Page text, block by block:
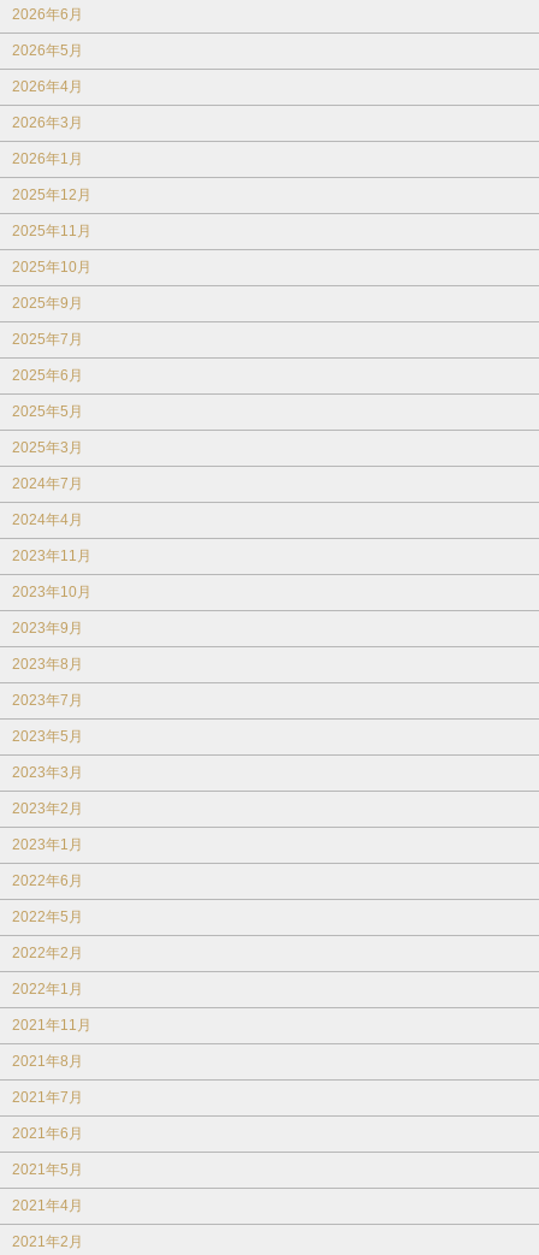
2026年6月
2026年5月
2026年4月
2026年3月
2026年1月
2025年12月
2025年11月
2025年10月
2025年9月
2025年7月
2025年6月
2025年5月
2025年3月
2024年7月
2024年4月
2023年11月
2023年10月
2023年9月
2023年8月
2023年7月
2023年5月
2023年3月
2023年2月
2023年1月
2022年6月
2022年5月
2022年2月
2022年1月
2021年11月
2021年8月
2021年7月
2021年6月
2021年5月
2021年4月
2021年2月